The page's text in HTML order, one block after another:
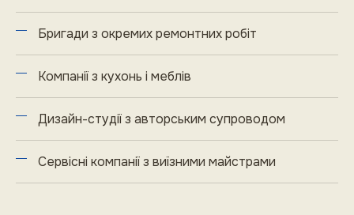
Бригади з окремих ремонтних робіт
Компанії з кухонь і меблів
Дизайн-студії з авторським супроводом
Сервісні компанії з виїзними майстрами